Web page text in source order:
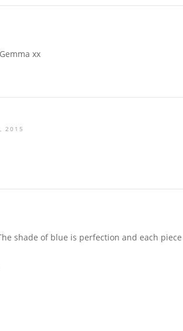
xx
2015
shade of blue is perfection and each